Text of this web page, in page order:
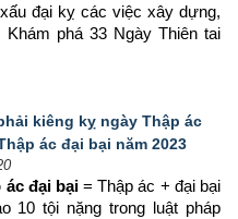
đại kỵ các việc xây dựng,
phá 33 Ngày Thiên tai
kiêng kỵ ngày Thập ác
ác đại bại năm 2023
ác đại bại = Thập ác + đại bại
10 tội nặng trong luật pháp